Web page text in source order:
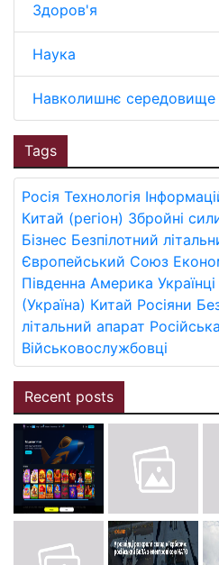
Здоров'я
Наука
Навколишнє середовище
Tags
Росія Технологія
Китай (регіон) Збройні
Бізнес Безпілотний
Європейський Союз
Південна Америка Українці
(Україна) Китай Росіяни
літальний апарат
Військовослужбовці
Recent posts